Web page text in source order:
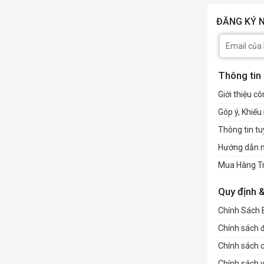
CỔNG
ĐĂNG KÝ
Thông tin
Giới thiệu
Góp ý, Khiếu
Thông tin
Hướng dẫn
Mua Hàng
Quy định
Chính Sách
Chính sách
Chính sách